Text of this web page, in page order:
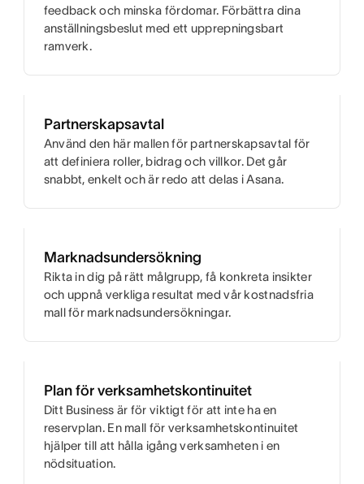
feedback och minska fördomar. Förbättra dina
anställningsbeslut med ett upprepningsbart
ramverk.
Partnerskapsavtal
Använd den här mallen för partnerskapsavtal för
att definiera roller, bidrag och villkor. Det går
snabbt, enkelt och är redo att delas i Asana.
Marknadsundersökning
Rikta in dig på rätt målgrupp, få konkreta insikter
och uppnå verkliga resultat med vår kostnadsfria
mall för marknadsundersökningar.
Plan för verksamhetskontinuitet
Ditt Business är för viktigt för att inte ha en
reservplan. En mall för verksamhetskontinuitet
hjälper till att hålla igång verksamheten i en
nödsituation.